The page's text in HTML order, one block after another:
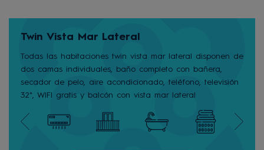
Twin Vista Mar Lateral
Todas las habitaciones twin vista mar lateral disponen de
dos camas individuales, baño completo con bañera,
secador de pelo, aire acondicionado, teléfono, televisión
32", WIFI gratis y balcón con vista mar lateral